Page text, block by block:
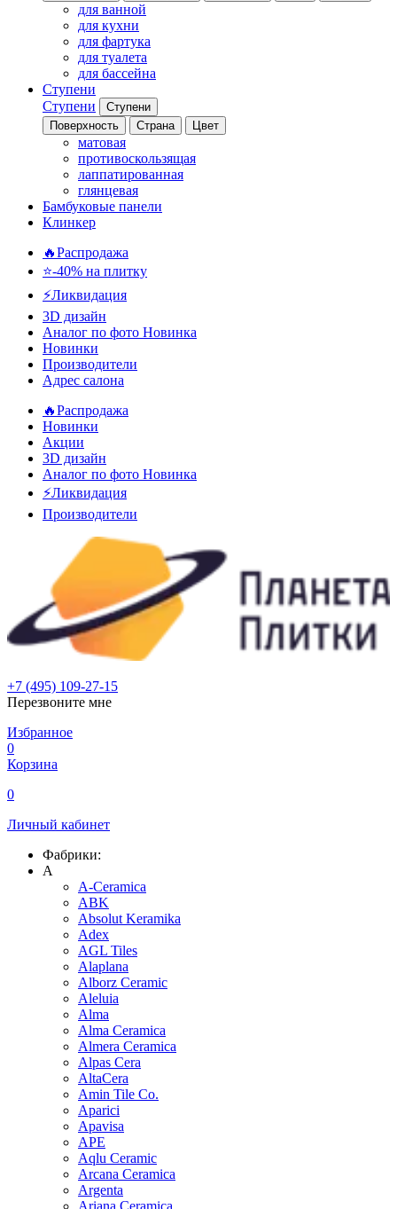
для ванной
для кухни
для фартука
для туалета
для бассейна
Ступени
Ступени
Ступени
Поверхность
Страна Цвет
матовая
противоскользящая
лаппатированная
глянцевая
Бамбуковые панели
Клинкер
🔥Распродажа
⭐-40% на плитку
⚡️Ликвидация
3D дизайн
Аналог по фото Новинка
Новинки
Производители
Адрес салона
🔥Распродажа
Новинки
Акции
3D дизайн
Аналог по фото Новинка
⚡Ликвидация
Производители
+7 (495) 109-27-15
Перезвоните мне
Избранное
0
Корзина
0
Личный кабинет
Фабрики:
A
A-Ceramica
ABK
Absolut Keramika
Adex
AGL Tiles
Alaplana
Alborz Ceramic
Aleluia
Alma
Alma Ceramica
Almera Ceramica
Alpas Cera
AltaCera
Amin Tile Co.
Aparici
Apavisa
APE
Aqlu Ceramic
Arcana Ceramica
Argenta
Ariana Ceramica